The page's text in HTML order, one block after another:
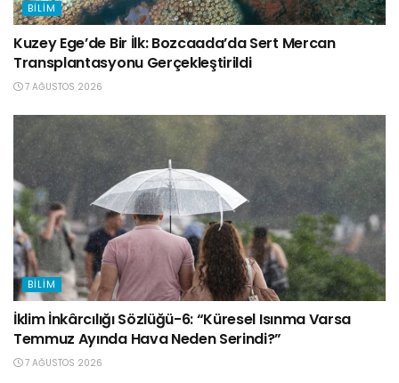
BILIM
Kuzey Ege’de Bir İlk: Bozcaada’da Sert Mercan
Transplantasyonu Gerçekleştirildi
7 AĞUSTOS 2026
BILIM
İklim İnkârcılığı Sözlüğü-6: “Küresel Isınma Varsa
Temmuz Ayında Hava Neden Serindi?”
7 AĞUSTOS 2026